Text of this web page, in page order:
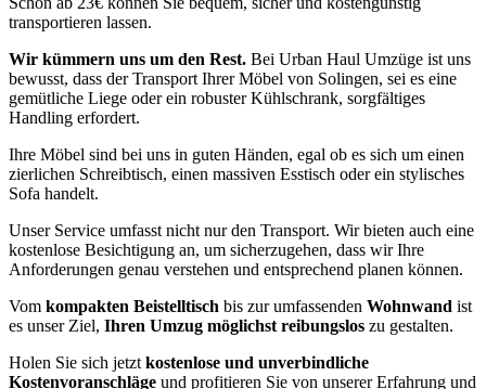
transportieren lassen.
Wir kümmern uns um den Rest. Bei Urban Haul Umzüge ist uns
bewusst, dass der Transport Ihrer Möbel von Solingen, sei es eine
gemütliche Liege oder ein robuster Kühlschrank, sorgfältiges
Handling erfordert.
Ihre Möbel sind bei uns in guten Händen, egal ob es sich um einen
zierlichen Schreibtisch, einen massiven Esstisch oder ein stylisches
Sofa handelt.
Unser Service umfasst nicht nur den Transport. Wir bieten auch eine
kostenlose Besichtigung an, um sicherzugehen, dass wir Ihre
Anforderungen genau verstehen und entsprechend planen können.
Vom kompakten Beistelltisch bis zur umfassenden Wohnwand ist
es unser Ziel, Ihren Umzug möglichst reibungslos zu gestalten.
Holen Sie sich jetzt kostenlose und unverbindliche
Kostenvoranschläge und profitieren Sie von unserer Erfahrung und